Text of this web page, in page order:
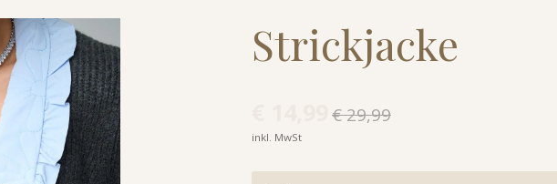
Strickjacke
€ 29,99
inkl. MwSt